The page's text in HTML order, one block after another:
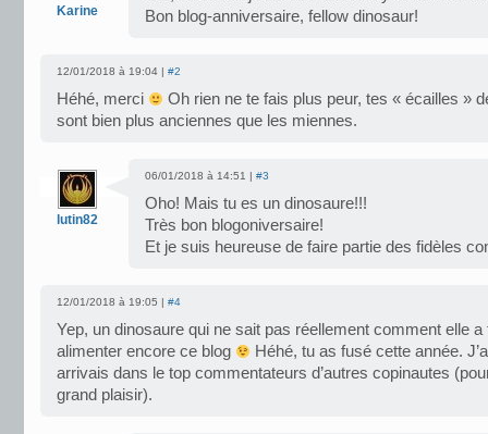
Karine
Bon blog-anniversaire, fellow dinosaur!
12/01/2018 à 19:04 | #2
Héhé, merci
Oh rien ne te fais plus peur, tes « écailles »
sont bien plus anciennes que les miennes.
lutin82
06/01/2018 à 14:51 | #3
Oho! Mais tu es un dinosaure!!!
Très bon blogoniversaire!
Et je suis heureuse de faire partie des fidèles
12/01/2018 à 19:05 | #4
Yep, un dinosaure qui ne sait pas réellement comment elle a
alimenter encore ce blog
Héhé, tu as fusé cette année.
arrivais dans le top commentateurs d’autres copinautes
grand plaisir).